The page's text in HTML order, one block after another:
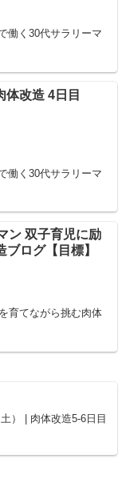
働く30代サラリーマ
体改造 4日目
働く30代サラリーマ
ン 双子育児に励
ログ【目標】
育てながら挑む肉体
） | 肉体改造5-6日目